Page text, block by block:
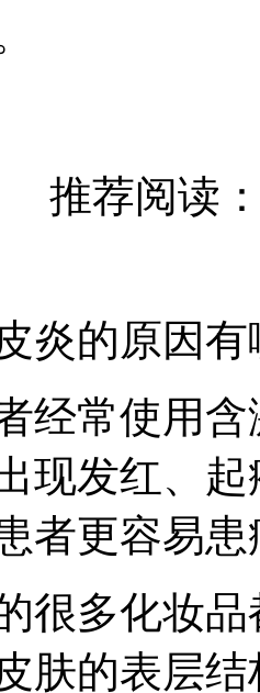
推荐阅读
炎的原因有
经常使用
现发红、
者更容易患
很多化妆
肤的表层